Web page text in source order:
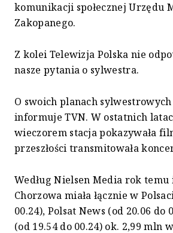
komunikacji społecznej Urzędu
Zakopanego.
Z kolei Telewizja Polska nie
nasze pytania o sylwestra.
O swoich planach
informuje TVN. W ostatnich
wieczorem stacja pokazywała
przeszłości transmitowała
Według Nielsen Media rok temu
Chorzowa miała łącznie w
00.24), Polsat News (od 20.06 do
(od 19.54 do 00.24) ok. 2,99 mln